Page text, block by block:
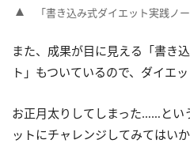
「書き込み式ダイエット実践ノー
また、成果が目に見える「書き
ト」もついているので、ダイエ
お正月太りしてしまった……とい
ットにチャレンジしてみてはい